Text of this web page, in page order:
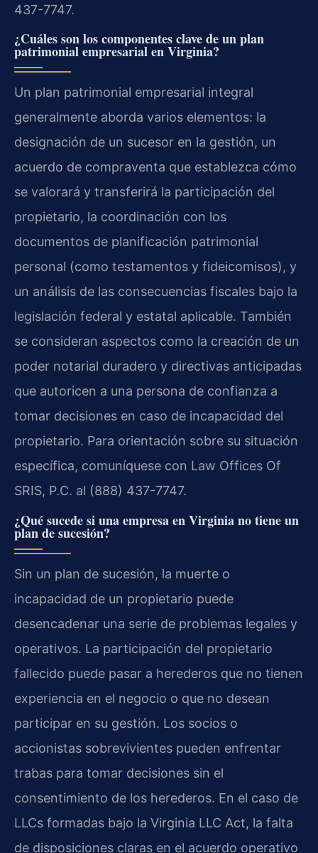
437-7747.
¿Cuáles son los componentes clave de un plan
patrimonial empresarial en Virginia?
Un plan patrimonial empresarial integral
generalmente aborda varios elementos: la
designación de un sucesor en la gestión, un
acuerdo de compraventa que establezca cómo
se valorará y transferirá la participación del
propietario, la coordinación con los
documentos de planificación patrimonial
personal (como testamentos y fideicomisos), y
un análisis de las consecuencias fiscales bajo la
legislación federal y estatal aplicable. También
se consideran aspectos como la creación de un
poder notarial duradero y directivas anticipadas
que autoricen a una persona de confianza a
tomar decisiones en caso de incapacidad del
propietario. Para orientación sobre su situación
específica, comuníquese con Law Offices Of
SRIS, P.C. al (888) 437-7747.
¿Qué sucede si una empresa en Virginia no tiene un
plan de sucesión?
Sin un plan de sucesión, la muerte o
incapacidad de un propietario puede
desencadenar una serie de problemas legales y
operativos. La participación del propietario
fallecido puede pasar a herederos que no tienen
experiencia en el negocio o que no desean
participar en su gestión. Los socios o
accionistas sobrevivientes pueden enfrentar
trabas para tomar decisiones sin el
consentimiento de los herederos. En el caso de
LLCs formadas bajo la Virginia LLC Act, la falta
de disposiciones claras en el acuerdo operativo